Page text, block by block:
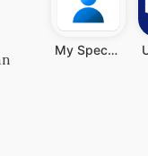
My Spectrum